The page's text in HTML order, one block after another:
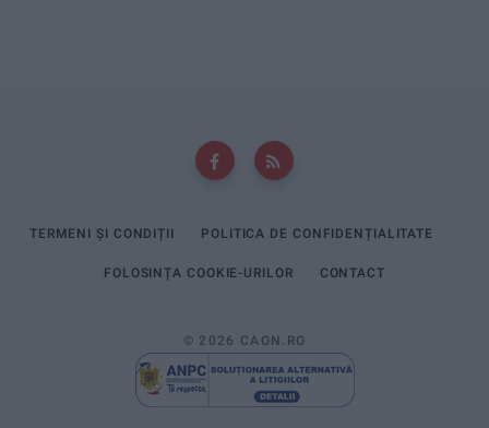
TERMENI ȘI CONDIȚII POLITICA DE CONFIDENȚIALITATE
FOLOSINȚA COOKIE-URILOR CONTACT
© 2026 CAON.RO